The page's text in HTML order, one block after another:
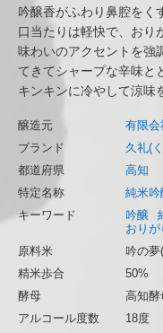
吟醸香がふわり鼻腔をく
口当たりは軽快で、おり
味わいのアクセントを強
てきてシャープな辛味と
キンキンに冷やして涼味
醸造元
有限会
ブランド
久礼(
都道府県
高知
特定名称
純米吟
キーワード
吟醸
おり
原料米
吟の
精米歩合
50%
酵母
高知酵
アルコール度数
18度